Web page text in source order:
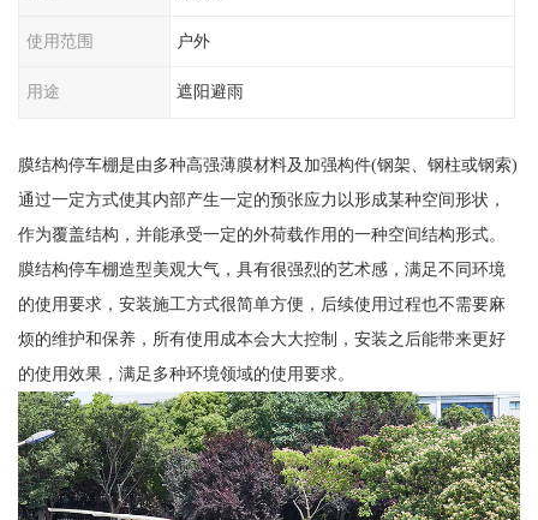
使用范围 户外
用途 遮阳避雨
膜结构停车棚是由多种高强薄膜材料及加强构件(钢架、钢柱或钢索)
通过一定方式使其内部产生一定的预张应力以形成某种空间形状，
作为覆盖结构，并能承受一定的外荷载作用的一种空间结构形式。
膜结构停车棚造型美观大气，具有很强烈的艺术感，满足不同环境
的使用要求，安装施工方式很简单方便，后续使用过程也不需要麻
烦的维护和保养，所有使用成本会大大控制，安装之后能带来更好
的使用效果，满足多种环境领域的使用要求。